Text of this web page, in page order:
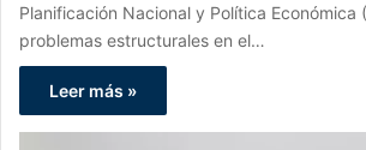
Planificación Nacional y Política Económica
problemas estructurales en el…
Leer más »